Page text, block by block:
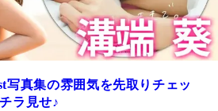
写真集の雰囲気を先取りチェッ
ラ見せ♪